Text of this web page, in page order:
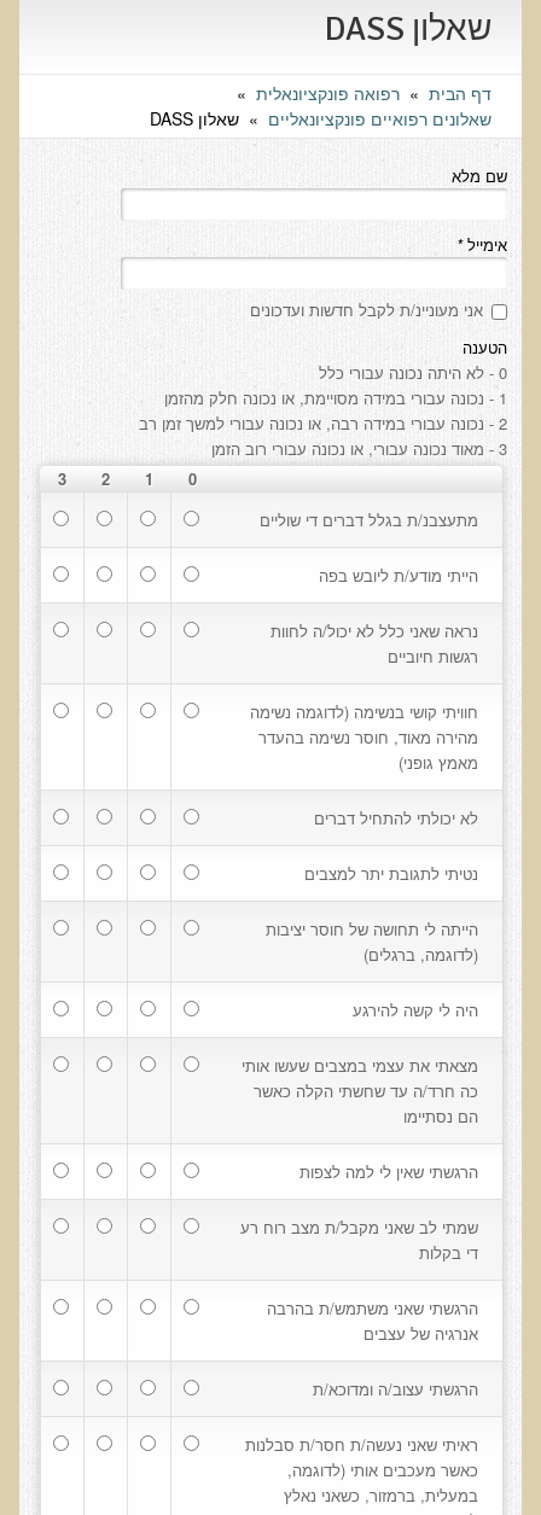
שאלונים רפואיים פונקציונאליים
טופס הרשמה לקבלת ייעוץ / טיפול + טופס פרטי בריאות
היסטוריה כרונולוגית
שאלון DASS
שאלון נוירוביהוויוראלי
בדיקת טמפרטורה
שאלון קנדידה
בדיקות מעבדה פונקציונאליות
בדיקת סריקה - חומצות אורגניות בשתן
בדיקת צואה לאיתור מתכות כבדות
בדיקה מקיפה לתפקוד מערכת העיכול
בדיקות לרגישויות לחלבונים
מידע מקצועי לרופאים ומטפלים על בדיקת ה-AMAS
בדיקת AMAS - מידע למטופל
בדיקות גנטיות
בדיקות לאבחון מחסורים וסיכונים
בדיקות למחסורים תזונתיים, בדיקות ויטמינים
שאלות ותשובות למעבדה
דפי מידע
רשימת משאבים לפציינט
רשימת תוצרת מרוססת
רשימת מאכלים המכילים חומצה אוקסלית
שאלון DASS
דף הבית » רפואה פונקציונאלית »
שאלונים רפואיים פונקציונאליים » שאלון DASS
שם מלא
אימייל*
אני מעוניינ/ת לקבל חדשות ועדכונים
הטענה
0 - לא היתה נכונה עבורי כלל
1 - נכונה עבורי במידה מסויימת, או נכונה חלק מהזמן
2 - נכונה עבורי במידה רבה, או נכונה עבורי למשך זמן רב
3 - מאוד נכונה עבורי, או נכונה עבורי רוב הזמן
0
1
2
3
מתעצבנ/ת בגלל דברים די שוליים
הייתי מודע/ת ליובש בפה
נראה שאני כלל לא יכול/ה לחוות
רגשות חיוביים
חוויתי קושי בנשימה (לדוגמה נשימה
מהירה מאוד, חוסר נשימה בהעדר
מאמץ גופני)
לא יכולתי להתחיל דברים
נטיתי לתגובת יתר למצבים
הייתה לי תחושה של חוסר יציבות
(לדוגמה, ברגלים)
היה לי קשה להירגע
מצאתי את עצמי במצבים שעשו אותי
כה חרד/ה עד שחשתי הקלה כאשר
הם נסתיימו
הרגשתי שאין לי למה לצפות
שמתי לב שאני מקבל/ת מצב רוח רע
די בקלות
הרגשתי שאני משתמש/ת בהרבה
אנרגיה של עצבים
הרגשתי עצוב/ה ומדוכא/ת
ראיתי שאני נעשה/ת חסר/ת סבלנות
כאשר מעכבים אותי (לדוגמה,
במעלית, ברמזור, כשאני נאלץ